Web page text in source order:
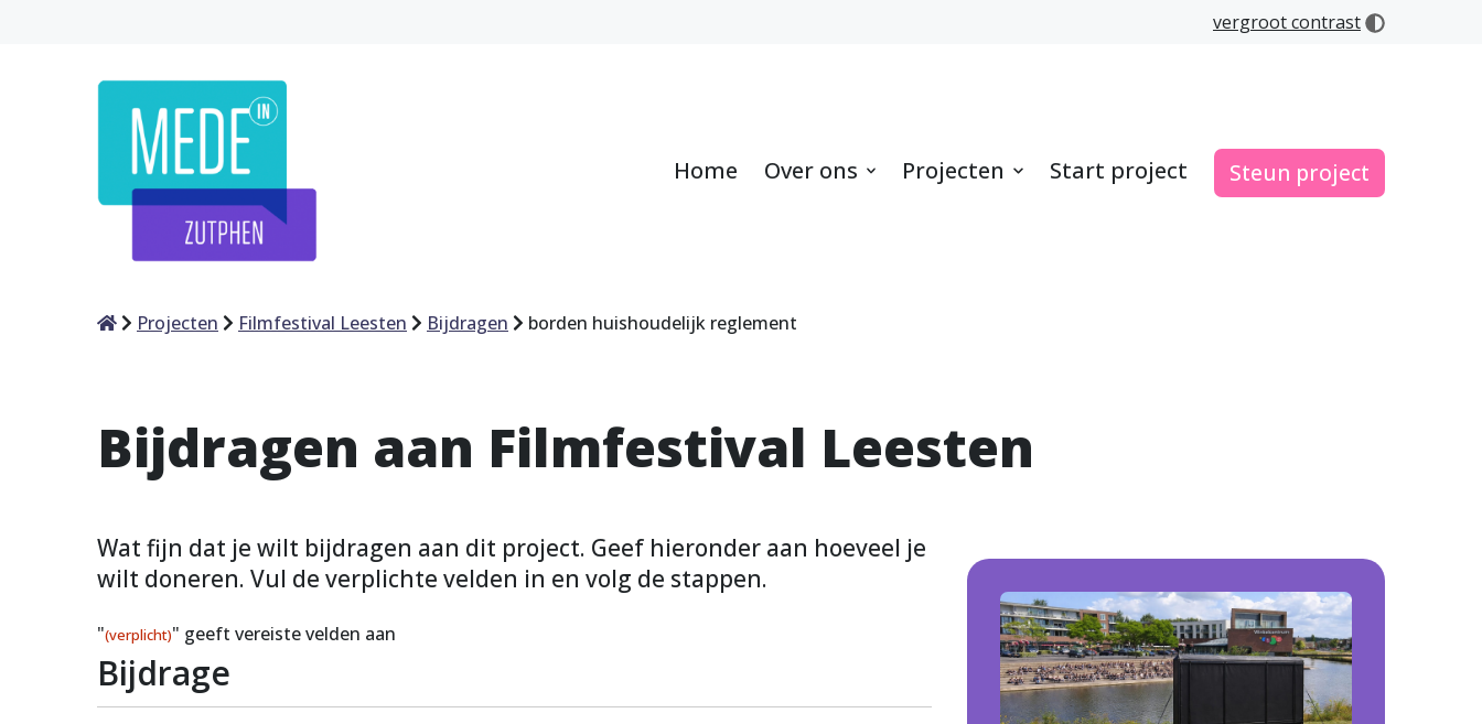
vergroot contrast
Home Over ons Projecten Start project Steun project
HomeProjecten Filmfestival Leesten Bijdragen borden huishoudelijk reglement
Bijdragen aan Filmfestival Leesten
Wat fijn dat je wilt bijdragen aan dit project. Geef hieronder aan hoeveel je
wilt doneren. Vul de verplichte velden in en volg de stappen.
"(verplicht)" geeft vereiste velden aan
Bijdrage